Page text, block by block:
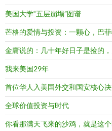
美国大学“五层崩塌”图谱
芒格的爱情与投资：一颗心，巴
金庸说的：几十年好日子是捡的
我来美国29年
首位华人入美国外交和国安核心
全球价值投资与时代
你看那满天飞来的沙鸡，就是这